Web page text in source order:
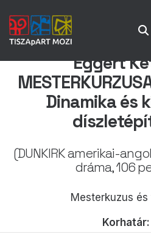
Eggert
Dinamika és
(DUNKIRK amerikai-
dráma, 106
Mesterkuzus
Korhatár: